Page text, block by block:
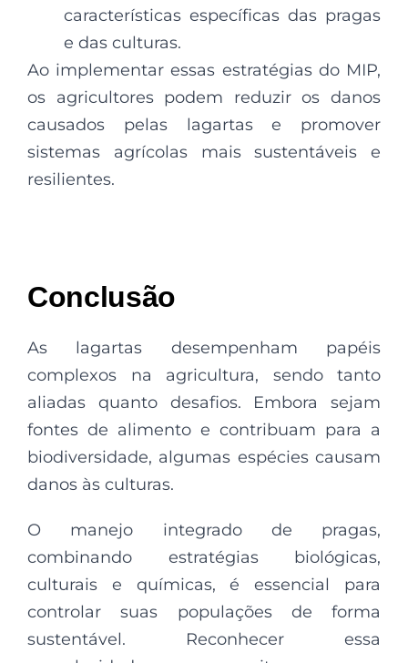
características específicas das pragas
e das culturas.
Ao implementar essas estratégias do MIP,
os agricultores podem reduzir os danos
causados pelas lagartas e promover
sistemas agrícolas mais sustentáveis e
resilientes.
Conclusão
As lagartas desempenham papéis
complexos na agricultura, sendo tanto
aliadas quanto desafios. Embora sejam
fontes de alimento e contribuam para a
biodiversidade, algumas espécies causam
danos às culturas.
O manejo integrado de pragas,
combinando estratégias biológicas,
culturais e químicas, é essencial para
controlar suas populações de forma
sustentável. Reconhecer essa